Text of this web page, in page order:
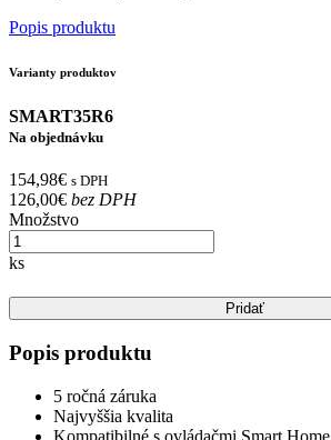
Popis produktu
Varianty produktov
SMART35R6
Na objednávku
154,98€ s DPH
126,00€ bez DPH
Množstvo
ks
Pridať
Popis produktu
5 ročná záruka
Najvyššia kvalita
Kompatibilné s ovládačmi Smart Home